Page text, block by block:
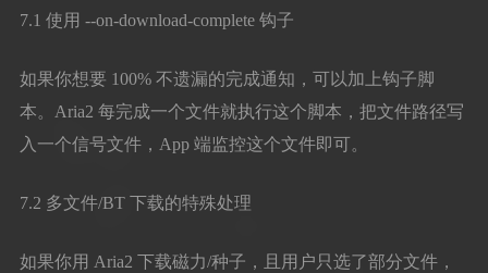
7.1 使用 --on-download-complete 钩子
如果你想要 100% 不遗漏的完成通知，可以加上钩子脚
本。Aria2 每完成一个文件就执行这个脚本，把文件路径写
入一个信号文件，App 端监控这个文件即可。
7.2 多文件/BT 下载的特殊处理
如果你用 Aria2 下载磁力/种子，且用户只选了部分文件，